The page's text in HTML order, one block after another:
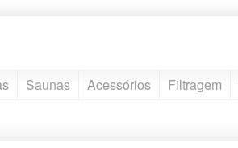
Saunas Acessórios Filtragem